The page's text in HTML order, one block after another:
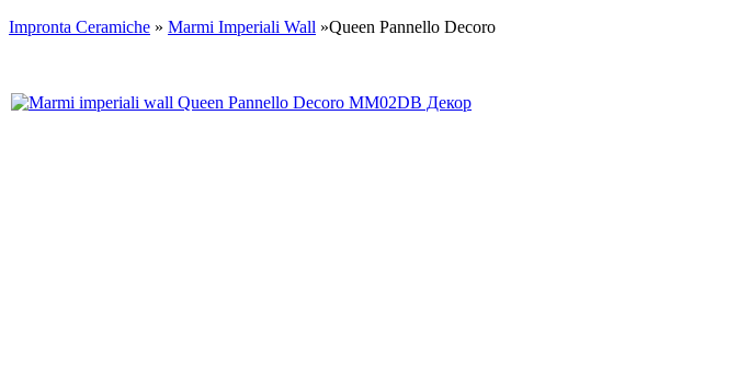
Impronta Ceramiche » Marmi Imperiali Wall »Queen Pannello Decoro